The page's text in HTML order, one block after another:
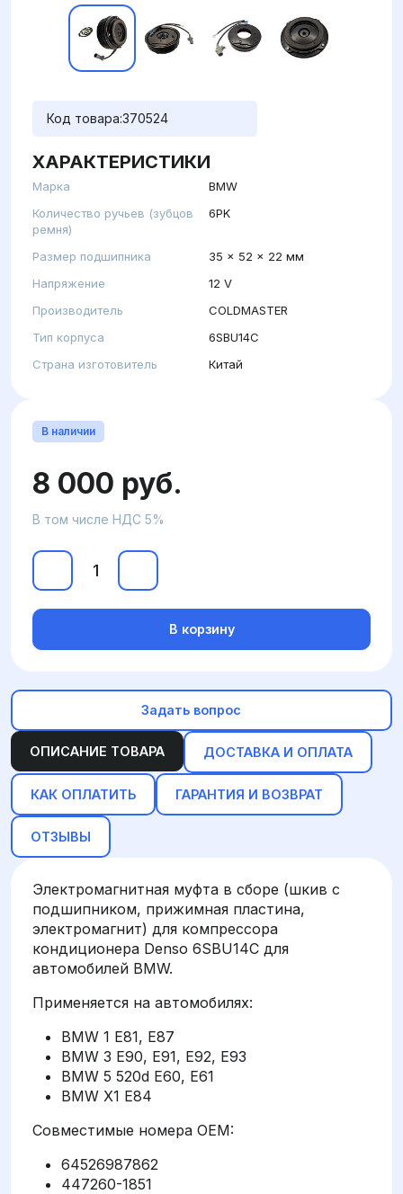
Код товара:370524
ХАРАКТЕРИСТИКИ
Марка
BMW
Количество ручьев (зубцов
ремня)
6PK
Размер подшипника
35 x 52 x 22 мм
Напряжение
12 V
Производитель
COLDMASTER
Тип корпуса
6SBU14C
Страна изготовитель
Китай
ОПИСАНИЕ ТОВАРА ДОСТАВКА И ОПЛАТА
КАК ОПЛАТИТЬ ГАРАНТИЯ И ВОЗВРАТ
ОТЗЫВЫ
Электромагнитная муфта в сборе (шкив с
подшипником, прижимная пластина,
электромагнит) для компрессора
кондиционера Denso 6SBU14C для
автомобилей BMW.
Применяется на автомобилях:
BMW 1 E81, E87
BMW 3 E90, E91, E92, E93
BMW 5 520d E60, E61
BMW X1 E84
Совместимые номера OEM:
64526987862
447260-1851
В наличии
8 000 руб.
В том числе НДС 5%
В корзину
Задать вопрос